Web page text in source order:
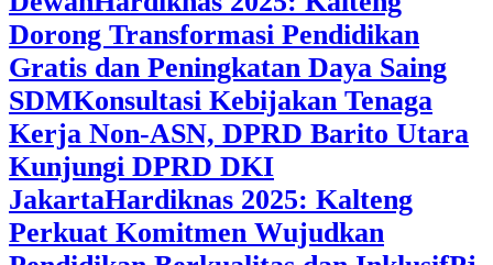
Dorong Transformasi Pendidikan
Gratis dan Peningkatan Daya Saing
SDMKonsultasi Kebijakan Tenaga
Kerja Non-ASN, DPRD Barito Utara
Kunjungi DPRD DKI
JakartaHardiknas 2025: Kalteng
Perkuat Komitmen Wujudkan